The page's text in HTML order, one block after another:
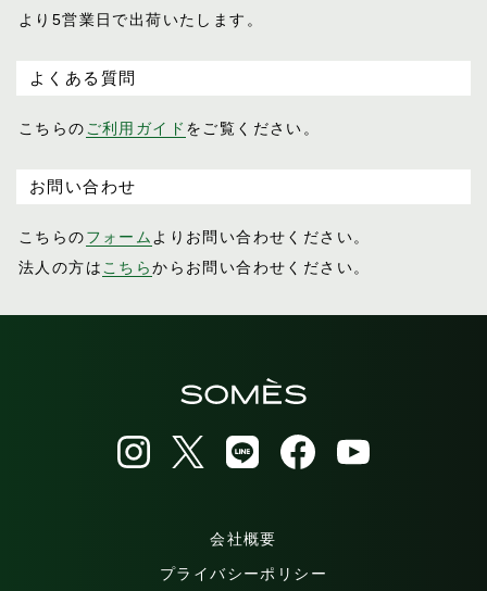
より5営業日で出荷いたします。
よくある質問
こちらのご利用ガイド をご覧ください。
お問い合わせ
こちらのフォームよりお問い合わせください。
法人の方はこちらからお問い合わせください。
会社概要
プライバシーポリシー